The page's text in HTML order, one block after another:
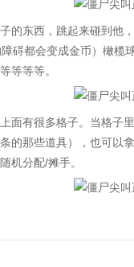
东西，跳起来碰到他，
碍都会变成金币）橄
等等等。
有很多格子。当格子
的那些道具），也可以
机分配/摊手。